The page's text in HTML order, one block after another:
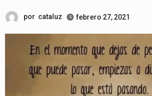
por cataluz febrero 27, 2021